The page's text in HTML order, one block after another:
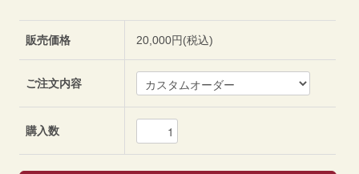
販売価格 20,000円(税込)
ご注文内容
購入数